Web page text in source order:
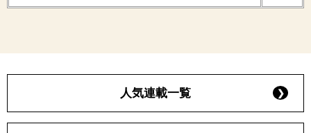
人気連載一覧